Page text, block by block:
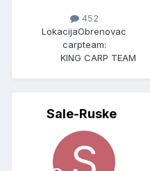
452
LokacijaObrenovac
carpteam:
KING CARP TEAM
Sale-Ruske